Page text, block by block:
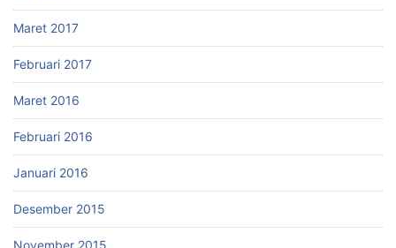
Maret 2017
Februari 2017
Maret 2016
Februari 2016
Januari 2016
Desember 2015
November 2015